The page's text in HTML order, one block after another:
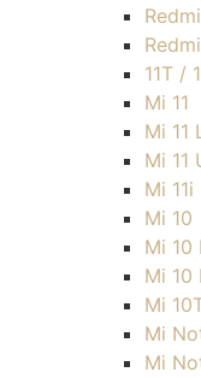
11T /
Mi 11
Mi 11
Mi 11
Mi 11i
Mi 10
Mi 10
Mi 10
Mi
Mi
Mi